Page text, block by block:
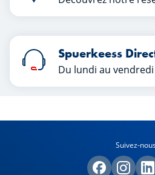
Spuerkeess
Du lundi au
Suivez-